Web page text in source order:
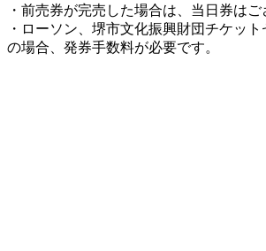
・前売券が完売した場合は、当日券はご
・ローソン、堺市文化振興財団チケッ
の場合、発券手数料が必要です。